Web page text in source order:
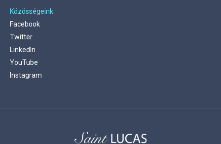
Közösségeink:
Facebook
Twitter
LinkedIn
YouTube
Instagram